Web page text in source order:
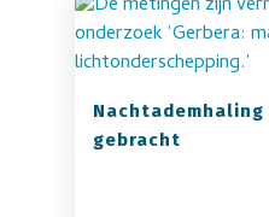
gebracht